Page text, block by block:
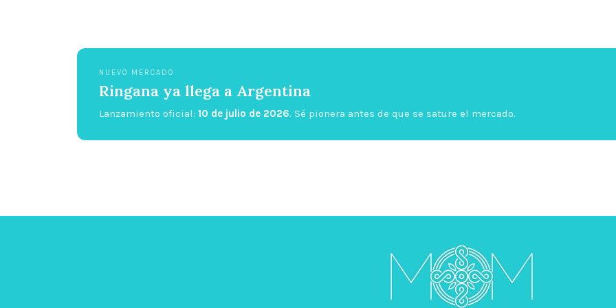
NUEVO MERCADO
Ringana ya llega a Argentina
Lanzamiento oficial: 10 de julio de 2026. Sé pionera antes de que se sature el mercado.